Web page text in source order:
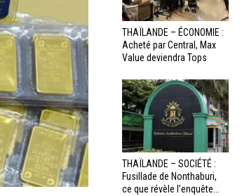
THAÏLANDE – ÉCONOMIE :
Acheté par Central, Max
Value deviendra Tops
THAÏLANDE – SOCIÉTÉ :
Fusillade de Nonthaburi,
ce que révèle l’enquête...